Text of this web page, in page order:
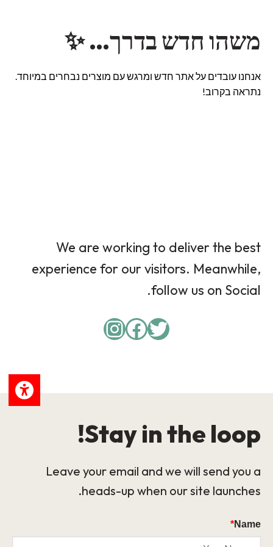
משהו חדש בדרך… ✨
אנחנו עובדים על אתר חדש ומרגש עם מוצרים נבחרים במיוחד.
נתראה בקרוב!
We are working to deliver the best
experience for our visitors. Meanwhile,
follow us on Social.
Twitter
Facebook
Instagram
Stay in the loop!
Leave your email and we will send you a
heads-up when our site launches.
Name
*